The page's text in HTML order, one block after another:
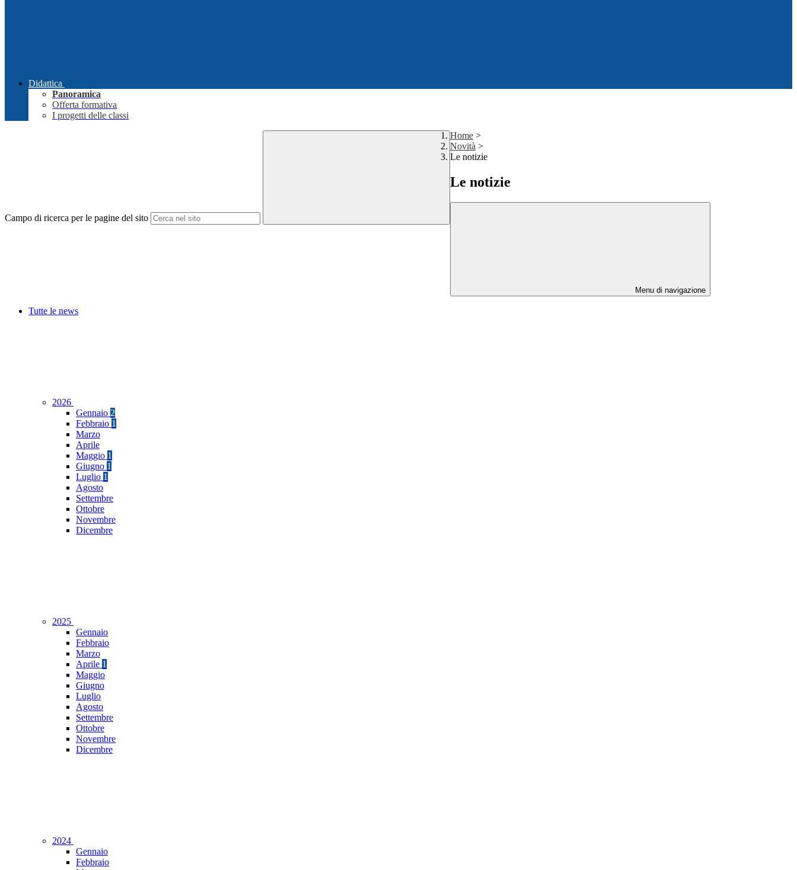
Didattica
Panoramica
Offerta formativa
I progetti delle classi
Campo di ricerca per le pagine del sito
Home >
Novità >
Le notizie
Le notizie
Menu di navigazione
Tutte le news
2026
Gennaio 2
Febbraio 1
Marzo
Aprile
Maggio 1
Giugno 1
Luglio 1
Agosto
Settembre
Ottobre
Novembre
Dicembre
2025
Gennaio
Febbraio
Marzo
Aprile 1
Maggio
Giugno
Luglio
Agosto
Settembre
Ottobre
Novembre
Dicembre
2024
Gennaio
Febbraio